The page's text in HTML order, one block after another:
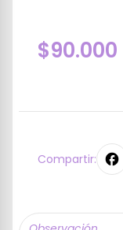
$90.000
Compartir: